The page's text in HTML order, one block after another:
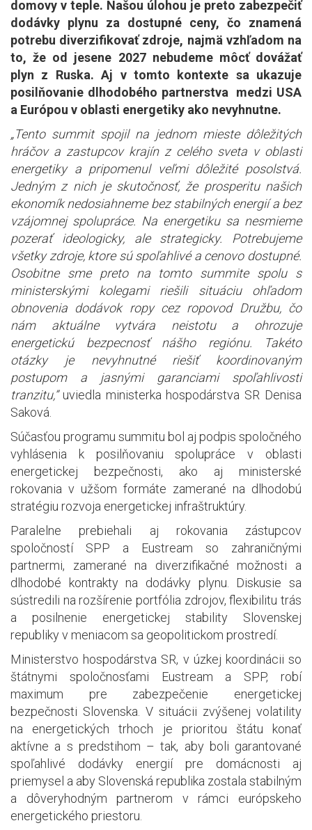
domovy v teple. Našou úlohou je preto zabezpečiť
dodávky plynu za dostupné ceny, čo znamená
potrebu diverzifikovať zdroje, najmä vzhľadom na
to, že od jesene 2027 nebudeme môcť dovážať
plyn z Ruska. Aj v tomto kontexte sa ukazuje
posilňovanie dlhodobého partnerstva medzi USA
a Európou v oblasti energetiky ako nevyhnutne.
„Tento summit spojil na jednom mieste dôležitých
hráčov a zastupcov krajín z celého sveta v oblasti
energetiky a pripomenul veľmi dôležité posolstvá.
Jedným z nich je skutočnosť, že prosperitu našich
ekonomík nedosiahneme bez stabilných energií a bez
vzájomnej spolupráce. Na energetiku sa nesmieme
pozerať ideologicky, ale strategicky. Potrebujeme
všetky zdroje, ktore sú spoľahlivé a cenovo dostupné.
Osobitne sme preto na tomto summite spolu s
ministerskými kolegami riešili situáciu ohľadom
obnovenia dodávok ropy cez ropovod Družbu, čo
nám aktuálne vytvára neistotu a ohrozuje
energetickú bezpecnosť nášho regiónu. Takéto
otázky je nevyhnutné riešiť koordinovaným
postupom a jasnými garanciami spoľahlivosti
tranzitu,”uviedla ministerka hospodárstva SR Denisa
Saková.
Súčasťou programu summitu bol aj podpis spoločného
vyhlásenia k posilňovaniu spolupráce v oblasti
energetickej bezpečnosti, ako aj ministerské
rokovania v užšom formáte zamerané na dlhodobú
stratégiu rozvoja energetickej infraštruktúry.
Paralelne prebiehali aj rokovania zástupcov
spoločností SPP a Eustream so zahraničnými
partnermi, zamerané na diverzifikačné možnosti a
dlhodobé kontrakty na dodávky plynu. Diskusie sa
sústredili na rozšírenie portfólia zdrojov, flexibilitu trás
a posilnenie energetickej stability Slovenskej
republiky v meniacom sa geopolitickom prostredí.
Ministerstvo hospodárstva SR, v úzkej koordinácii so
štátnymi spoločnosťami Eustream a SPP, robí
maximum pre zabezpečenie energetickej
bezpečnosti Slovenska. V situácii zvýšenej volatility
na energetických trhoch je prioritou štátu konať
aktívne a s predstihom – tak, aby boli garantované
spoľahlivé dodávky energií pre domácnosti aj
priemysel a aby Slovenská republika zostala stabilným
a dôveryhodným partnerom v rámci európskeho
energetického priestoru.